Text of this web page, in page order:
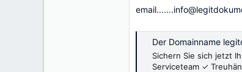
Der Domainname
Sichern Sie sich jetzt
Serviceteam ✓